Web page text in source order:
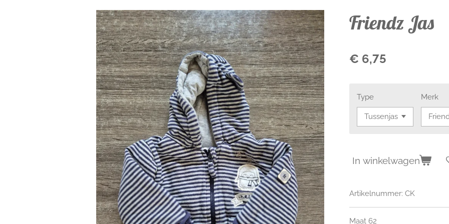
Friendz Jas
€ 6,75
Type Merk
In winkelwagen
Artikelnummer: CK
Maat 62